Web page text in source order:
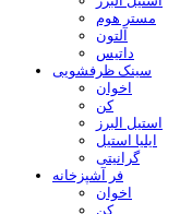
مستر هوم
آلتون
داتیس
سینک ظرفشویی
اخوان
کن
استیل البرز
ایلیا استیل
گرانیتی
فر آشپزخانه
اخوان
کن